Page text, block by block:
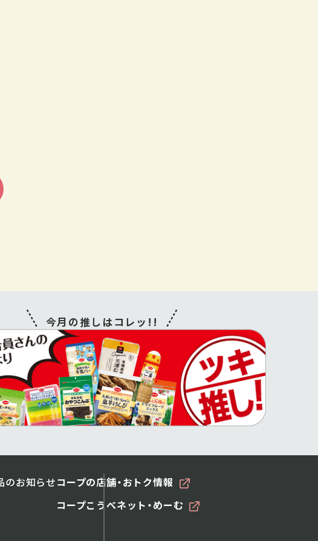
今月の推しはコレッ!!
のお知らせコープの店舗・おトク情報
コープこうべネット・めーむ